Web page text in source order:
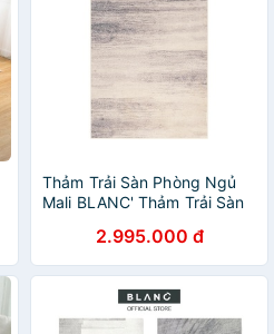
Thảm Trải Sàn Phòng Ngủ
Mali BLANC' Thảm Trải Sàn
Phong Cách Bắc Âu - Thảm
Chữ Nhật Đủ Size
2.995.000 đ